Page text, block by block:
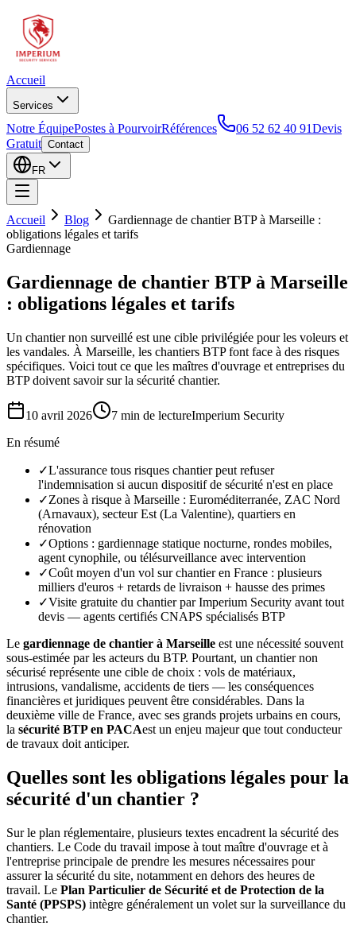
Accueil
Services
Notre ÉquipePostes à PourvoirRéférences 06 52 62 40 91Devis
Gratuit Contact
FR
Accueil Blog
Gardiennage de chantier BTP à Marseille :
obligations légales et tarifs
Gardiennage
Gardiennage de chantier BTP à Marseille
: obligations légales et tarifs
Un chantier non surveillé est une cible privilégiée pour les voleurs et
les vandales. À Marseille, les chantiers BTP font face à des risques
spécifiques. Voici tout ce que les maîtres d'ouvrage et entreprises du
BTP doivent savoir sur la sécurité chantier.
10 avril 2026 7 min de lectureImperium Security
En résumé
✓L'assurance tous risques chantier peut refuser
l'indemnisation si aucun dispositif de sécurité n'est en place
✓Zones à risque à Marseille : Euroméditerranée, ZAC Nord
(Arnavaux), secteur Est (La Valentine), quartiers en
rénovation
✓Options : gardiennage statique nocturne, rondes mobiles,
agent cynophile, ou télésurveillance avec intervention
✓Coût moyen d'un vol sur chantier en France : plusieurs
milliers d'euros + retards de livraison + hausse des primes
✓Visite gratuite du chantier par Imperium Security avant tout
devis — agents certifiés CNAPS spécialisés BTP
Le gardiennage de chantier à Marseille est une nécessité souvent
sous-estimée par les acteurs du BTP. Pourtant, un chantier non
sécurisé représente une cible de choix : vols de matériaux,
intrusions, vandalisme, accidents de tiers — les conséquences
financières et juridiques peuvent être considérables. Dans la
deuxième ville de France, avec ses grands projets urbains en cours,
la sécurité BTP en PACAest un enjeu majeur que tout conducteur
de travaux doit anticiper.
Quelles sont les obligations légales pour la
sécurité d'un chantier ?
Sur le plan réglementaire, plusieurs textes encadrent la sécurité des
chantiers. Le Code du travail impose à tout maître d'ouvrage et à
l'entreprise principale de prendre les mesures nécessaires pour
assurer la sécurité du site, notamment en dehors des heures de
travail. Le Plan Particulier de Sécurité et de Protection de la
Santé (PPSPS) intègre généralement un volet sur la surveillance du
chantier.